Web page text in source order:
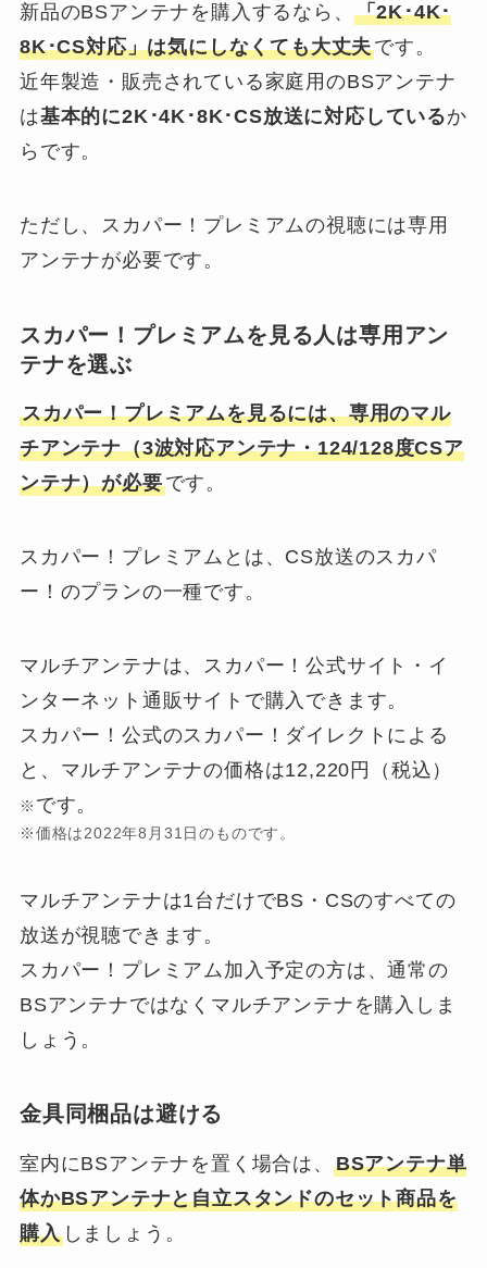
新品のBSアンテナを購入するなら、 「2K･4K･
8K･CS対応」は気にしなくても大丈夫です。
近年製造・販売されている家庭用のBSアンテナ
は基本的に2K･4K･8K･CS放送に対応しているか
らです。
ただし、スカパー！プレミアムの視聴には専用
アンテナが必要です。
スカパー！プレミアムを見る人は専用アン
テナを選ぶ
スカパー！プレミアムを見るには、専用のマル
チアンテナ（3波対応アンテナ・124/128度CSア
ンテナ）が必要です。
スカパー！プレミアムとは、CS放送のスカパ
ー！のプランの一種です。
マルチアンテナは、スカパー！公式サイト・イ
ンターネット通販サイトで購入できます。
スカパー！公式のスカパー！ダイレクトによる
と、マルチアンテナの価格は12,220円（税込）
※ です。
※価格は2022年8月31日のものです。
マルチアンテナは1台だけでBS・CSのすべての
放送が視聴できます。
スカパー！プレミアム加入予定の方は、通常の
BSアンテナではなくマルチアンテナを購入しま
しょう。
金具同梱品は避ける
室内にBSアンテナを置く場合は、 BSアンテナ単
体かBSアンテナと自立スタンドのセット商品を
購入しましょう。